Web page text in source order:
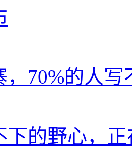
，70%的人写
下的野心，